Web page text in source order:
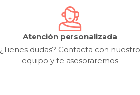
Atención personalizada
¿Tienes dudas? Contacta con nuestro
equipo y te asesoraremos